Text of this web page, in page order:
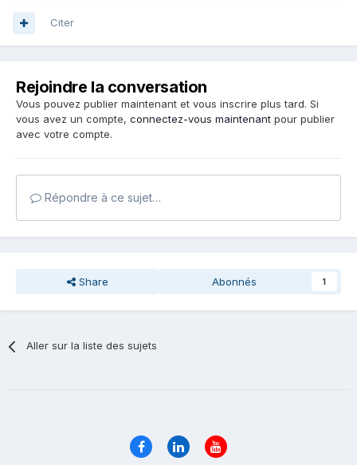
Citer
Rejoindre la conversation
Vous pouvez publier maintenant et vous inscrire plus tard. Si
vous avez un compte, connectez-vous maintenant pour publier
avec votre compte.
Répondre à ce sujet…
Share Abonnés 1
Aller sur la liste des sujets